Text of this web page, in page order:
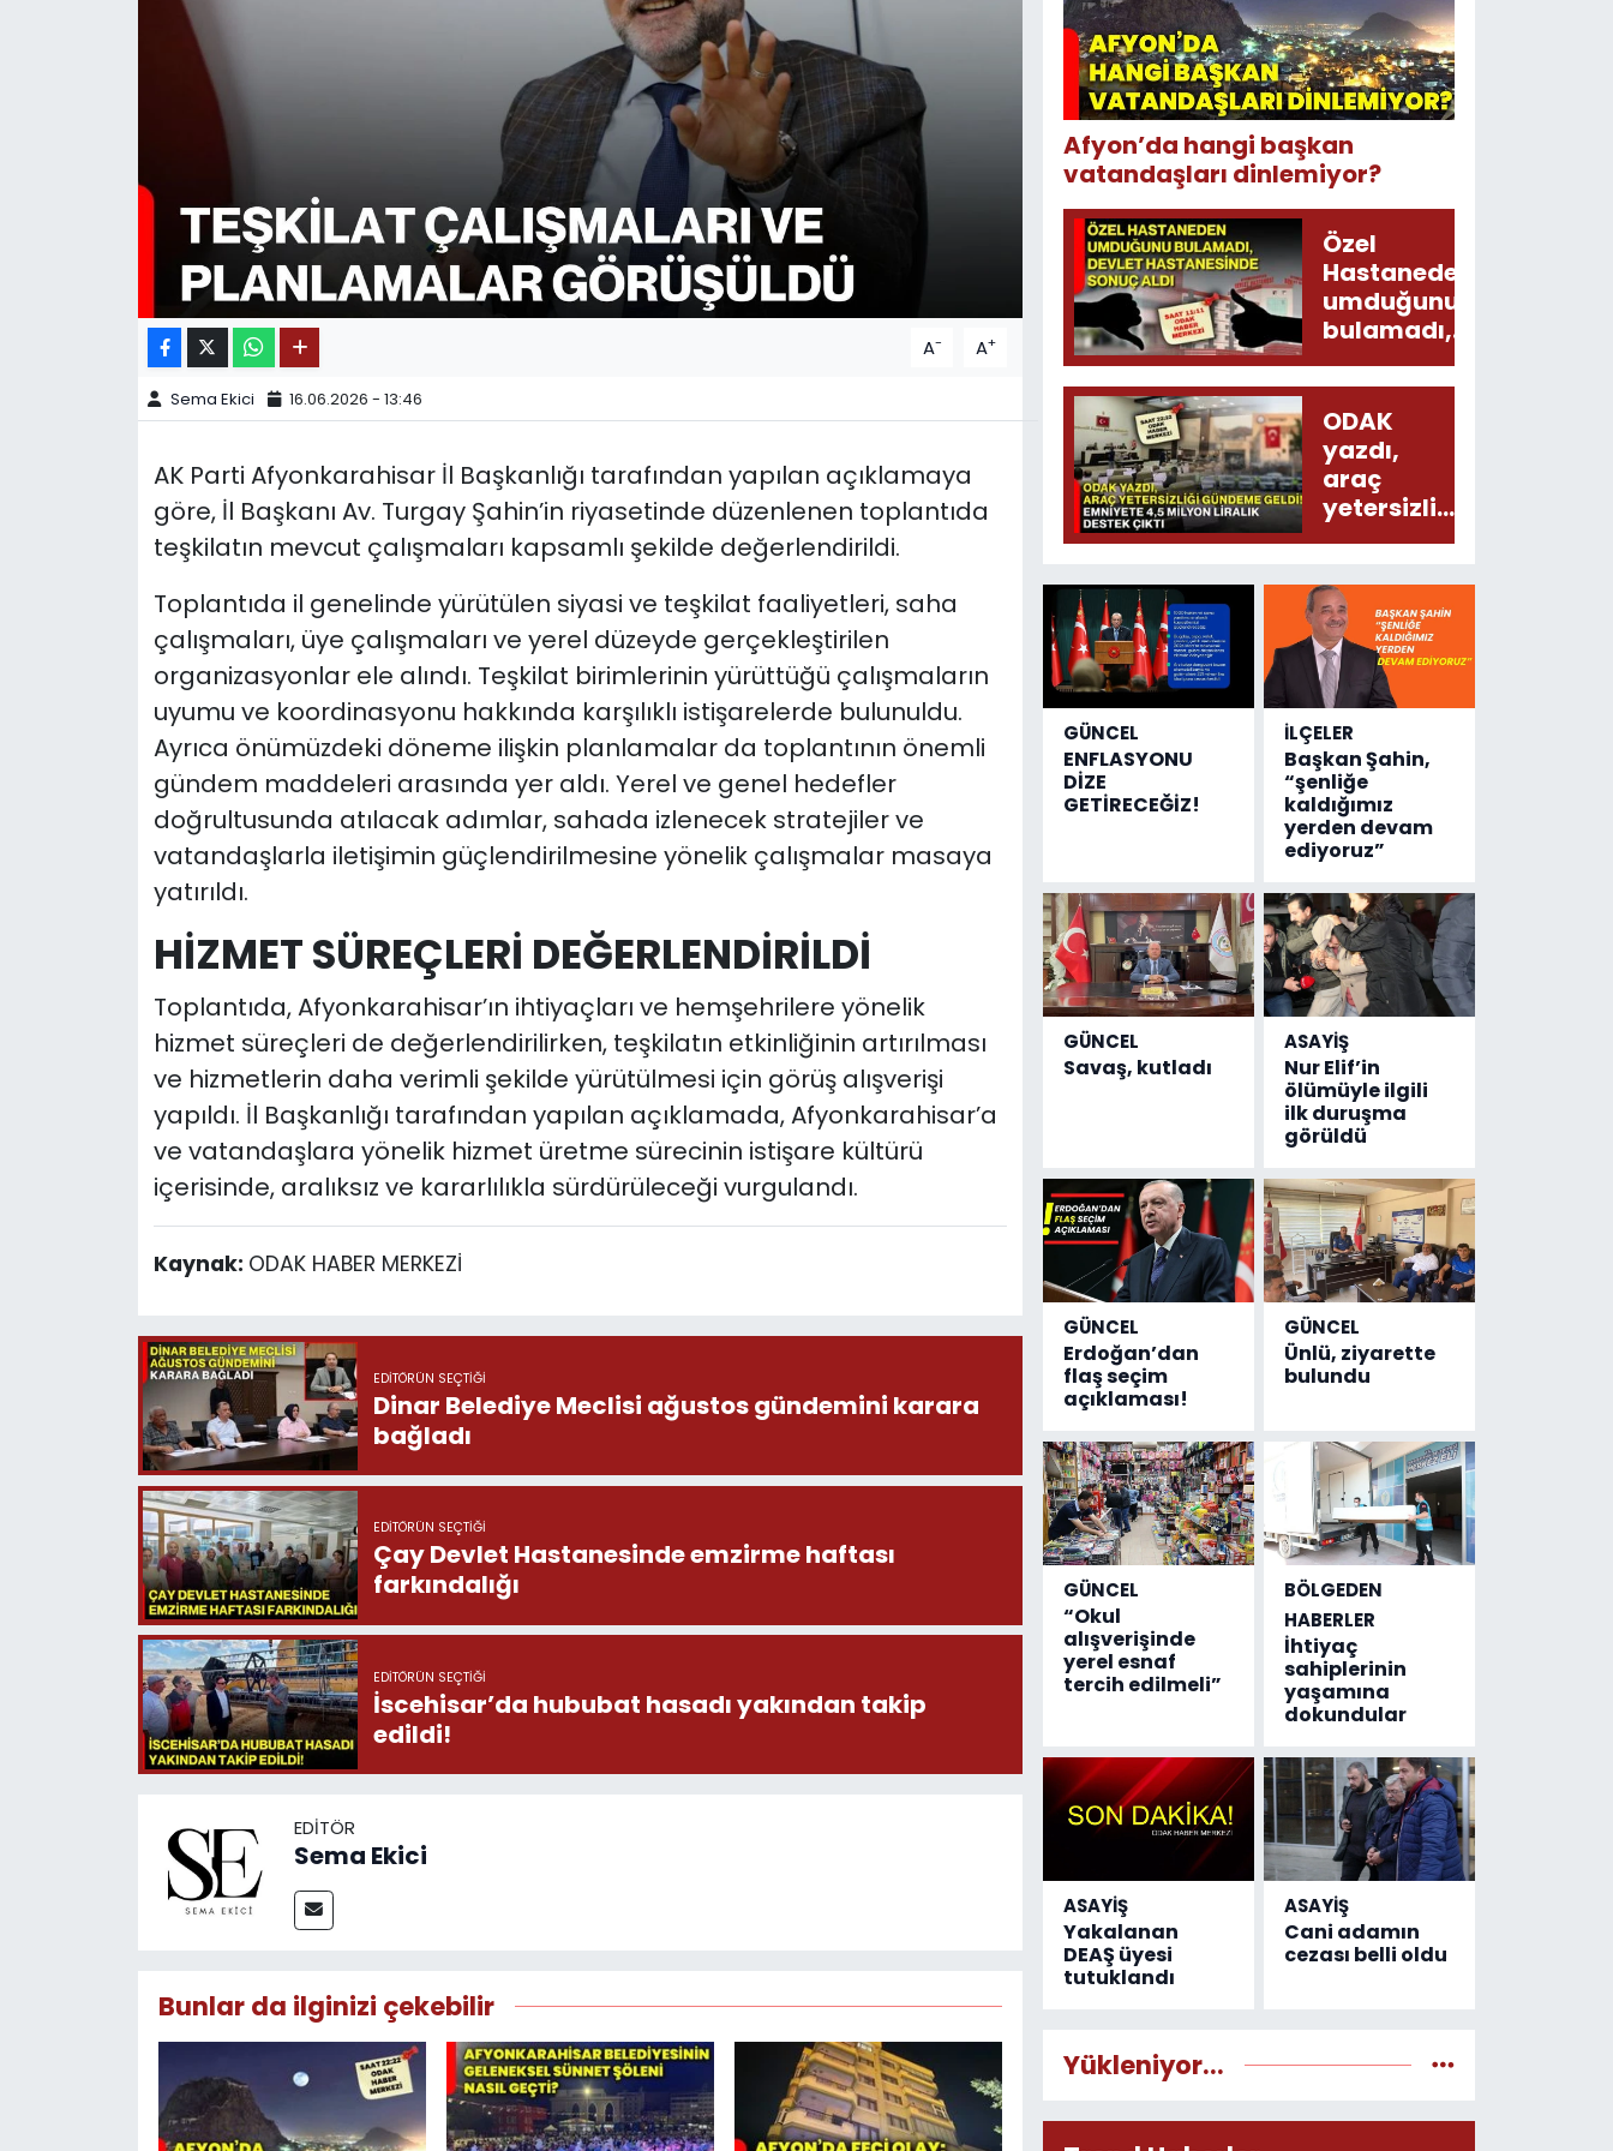
A- A+
Sema Ekici 16.06.2026 - 13:46
AK Parti Afyonkarahisar İl Başkanlığı tarafından yapılan açıklamaya
göre, İl Başkanı Av. Turgay Şahin’in riyasetinde düzenlenen toplantıda
teşkilatın mevcut çalışmaları kapsamlı şekilde değerlendirildi.
Toplantıda il genelinde yürütülen siyasi ve teşkilat faaliyetleri, saha
çalışmaları, üye çalışmaları ve yerel düzeyde gerçekleştirilen
organizasyonlar ele alındı. Teşkilat birimlerinin yürüttüğü çalışmaların
uyumu ve koordinasyonu hakkında karşılıklı istişarelerde bulunuldu.
Ayrıca önümüzdeki döneme ilişkin planlamalar da toplantının önemli
gündem maddeleri arasında yer aldı. Yerel ve genel hedefler
doğrultusunda atılacak adımlar, sahada izlenecek stratejiler ve
vatandaşlarla iletişimin güçlendirilmesine yönelik çalışmalar masaya
yatırıldı.
HİZMET SÜREÇLERİ DEĞERLENDİRİLDİ
Toplantıda, Afyonkarahisar’ın ihtiyaçları ve hemşehrilere yönelik
hizmet süreçleri de değerlendirilirken, teşkilatın etkinliğinin artırılması
ve hizmetlerin daha verimli şekilde yürütülmesi için görüş alışverişi
yapıldı. İl Başkanlığı tarafından yapılan açıklamada, Afyonkarahisar’a
ve vatandaşlara yönelik hizmet üretme sürecinin istişare kültürü
içerisinde, aralıksız ve kararlılıkla sürdürüleceği vurgulandı.
Kaynak: ODAK HABER MERKEZİ
EDITÖRÜN SEÇTIĞI
Dinar Belediye Meclisi ağustos gündemini karara
bağladı
EDITÖRÜN SEÇTIĞI
Çay Devlet Hastanesinde emzirme haftası
farkındalığı
EDITÖRÜN SEÇTIĞI
İscehisar’da hububat hasadı yakından takip
edildi!
EDITÖR
Sema Ekici
Bunlar da ilginizi çekebilir
Afyon’da hangi başkan
vatandaşları dinlemiyor?
Özel
Hastaneden
umduğunu
bulamadı,
Devlet
Hastanesinde
sonuç aldı
ODAK
yazdı,
araç
yetersizliği
gündeme
Emniyete
4,5 milyon
liralık
destek
çıktı
GÜNCEL
ENFLASYONU
DİZE
GETİRECEĞİZ!
İLÇELER
Başkan Şahin,
“şenliğe
kaldığımız
yerden devam
ediyoruz”
GÜNCEL
Savaş, kutladı
ASAYİŞ
Nur Elif’in
ölümüyle ilgili
ilk duruşma
görüldü
GÜNCEL
Erdoğan’dan
flaş seçim
açıklaması!
GÜNCEL
Ünlü, ziyarette
bulundu
GÜNCEL
“Okul
alışverişinde
yerel esnaf
tercih edilmeli”
BÖLGEDEN
HABERLER
İhtiyaç
sahiplerinin
yaşamına
dokundular
ASAYİŞ
Yakalanan
DEAŞ üyesi
tutuklandı
ASAYİŞ
Cani adamın
cezası belli oldu
Yükleniyor...